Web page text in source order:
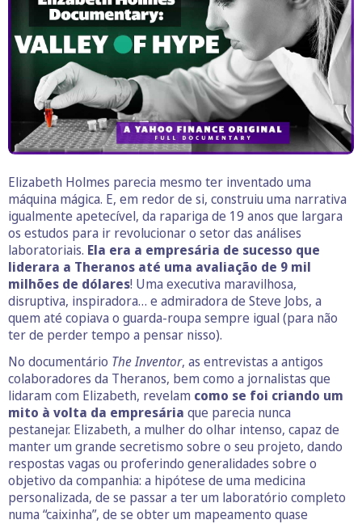
Elizabeth Holmes parecia mesmo ter inventado uma
máquina mágica. E, em redor de si, construiu uma narrativa
igualmente apetecível, da rapariga de 19 anos que largara
os estudos para ir revolucionar o setor das análises
laboratoriais. Ela era a empresária de sucesso que
liderara a Theranos até uma avaliação de 9 mil
milhões de dólares! Uma executiva maravilhosa,
disruptiva, inspiradora… e admiradora de Steve Jobs, a
quem até copiava o guarda-roupa sempre igual (para não
ter de perder tempo a pensar nisso).
No documentário The Inventor, as entrevistas a antigos
colaboradores da Theranos, bem como a jornalistas que
lidaram com Elizabeth, revelam como se foi criando um
mito à volta da empresária que parecia nunca
pestanejar. Elizabeth, a mulher do olhar intenso, capaz de
manter um grande secretismo sobre o seu projeto, dando
respostas vagas ou proferindo generalidades sobre o
objetivo da companhia: a hipótese de uma medicina
personalizada, de se passar a ter um laboratório completo
numa “caixinha”, de se obter um mapeamento quase